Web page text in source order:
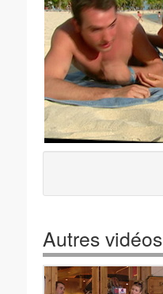
Autres vidéos